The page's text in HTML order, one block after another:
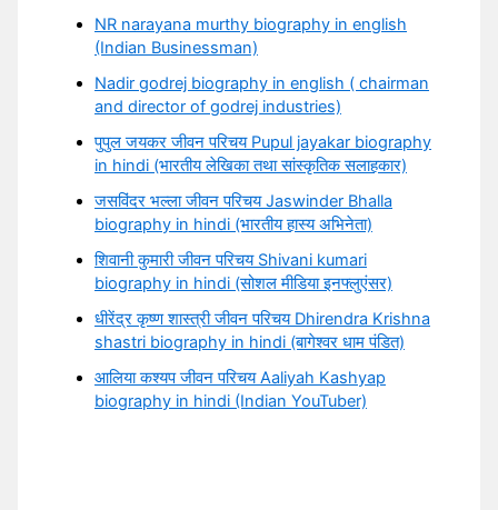
NR narayana murthy biography in english
(Indian Businessman)
Nadir godrej biography in english ( chairman
and director of godrej industries)
पुपुल जयकर जीवन परिचय Pupul jayakar biography
in hindi (भारतीय लेखिका तथा सांस्कृतिक सलाहकार)
जसविंदर भल्ला जीवन परिचय Jaswinder Bhalla
biography in hindi (भारतीय हास्य अभिनेता)
शिवानी कुमारी जीवन परिचय Shivani kumari
biography in hindi (सोशल मीडिया इनफ्लुएंसर)
धीरेंद्र कृष्ण शास्त्री जीवन परिचय Dhirendra Krishna
shastri biography in hindi (बागेश्वर धाम पंडित)
आलिया कश्यप जीवन परिचय Aaliyah Kashyap
biography in hindi (Indian YouTuber)